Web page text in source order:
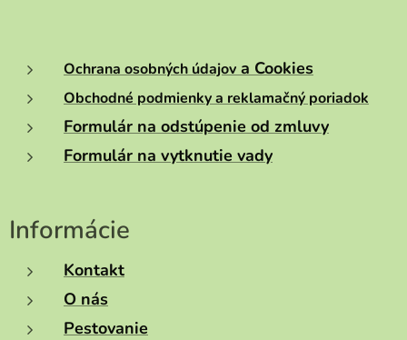
Ochrana osobných údajov a Cookies
Obchodné podmienky a reklamačný poriadok
Formulár na odstúpenie od zmluvy
Formulár na vytknutie vady
Informácie
Kontakt
O nás
Pestovanie